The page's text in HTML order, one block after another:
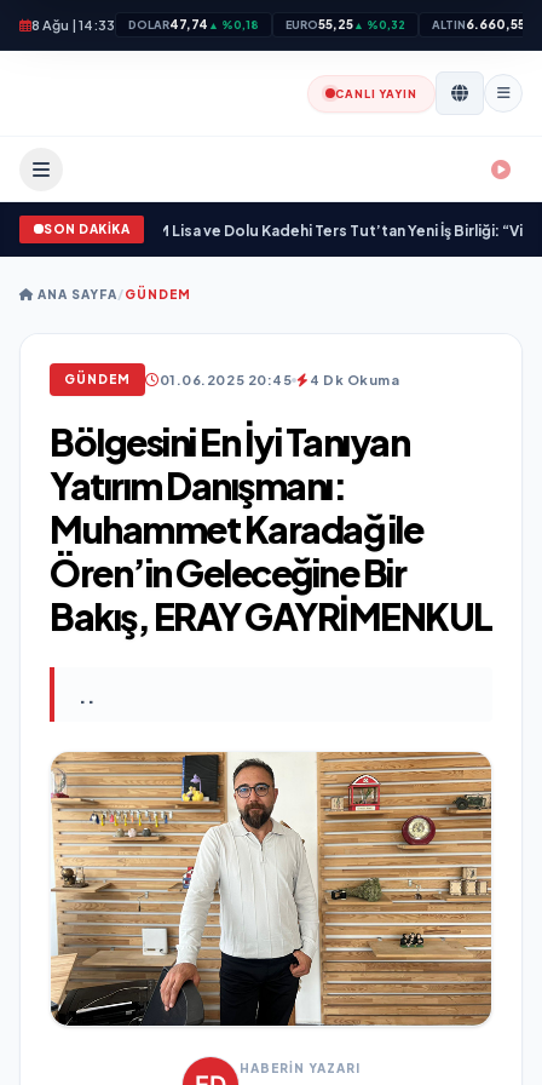
8 Ağu | 14:33 DOLAR47,74 ▲ %0,18 EURO55,25▲ %0,32 ALTIN6.660,55
CANLI YAYIN
SON DAKİKA
Kazandırdı•M Lisa ve Dolu Kadehi Ters Tut’tan Yeni İş Birliği: “Vişne”•
ANA SAYFA/GÜNDEM
GÜNDEM 01.06.2025 20:45 4 Dk Okuma
Bölgesini En İyi Tanıyan
Yatırım Danışmanı:
Muhammet Karadağ ile
Ören’in Geleceğine Bir
Bakış, ERAY GAYRİMENKUL
..
HABERİN YAZARI